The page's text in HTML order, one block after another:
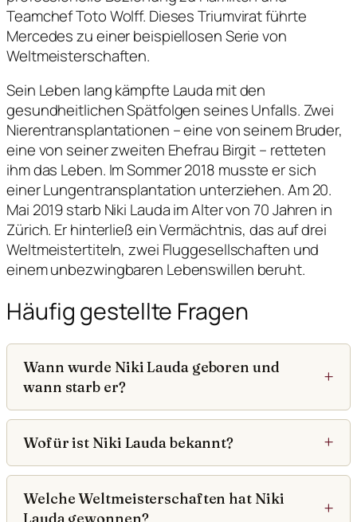
Teamchef Toto Wolff. Dieses Triumvirat führte
Mercedes zu einer beispiellosen Serie von
Weltmeisterschaften.
Sein Leben lang kämpfte Lauda mit den
gesundheitlichen Spätfolgen seines Unfalls. Zwei
Nierentransplantationen – eine von seinem Bruder,
eine von seiner zweiten Ehefrau Birgit – retteten
ihm das Leben. Im Sommer 2018 musste er sich
einer Lungentransplantation unterziehen. Am 20.
Mai 2019 starb Niki Lauda im Alter von 70 Jahren in
Zürich. Er hinterließ ein Vermächtnis, das auf drei
Weltmeistertiteln, zwei Fluggesellschaften und
einem unbezwingbaren Lebenswillen beruht.
Häufig gestellte Fragen
Wann wurde Niki Lauda geboren und
wann starb er?
Wofür ist Niki Lauda bekannt?
Welche Weltmeisterschaften hat Niki
Lauda gewonnen?